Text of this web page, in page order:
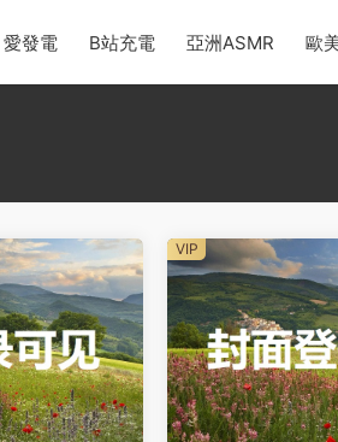
愛發電 B站充電 亞洲ASMR 歐
VIP